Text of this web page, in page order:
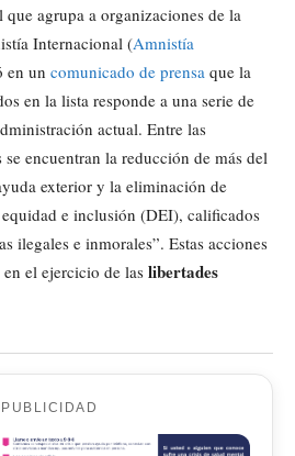
que agrupa a organizaciones de la
Internacional (Amnistía
en un comunicado de prensa que la
en la lista responde a una serie de
actual. Entre las
encuentran la reducción de más del
exterior y la eliminación de
e inclusión (DEI), calificados
ilegales e inmorales”. Estas acciones
el ejercicio de las libertades
PUBLICIDAD